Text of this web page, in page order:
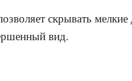
скрывать
вид.